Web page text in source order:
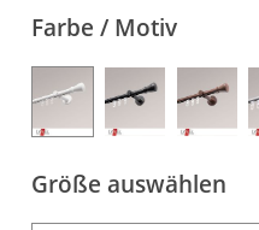
Gardinenstange
Stoffe
Panneaux
Farbe / Motiv
Größe auswählen